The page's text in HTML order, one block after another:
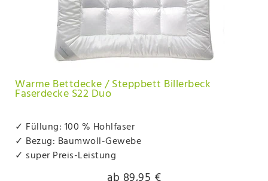
Warme Bettdecke / Steppbett Billerbeck
Faserdecke S22 Duo
✓ Füllung: 100 % Hohlfaser
✓ Bezug: Baumwoll-Gewebe
✓ super Preis-Leistung